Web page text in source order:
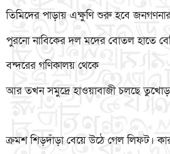
তিমিদের পাড়ায় এক্ষুণি শুরু হবে
পুরনো নাবিকের দল মদের বোতল হাতে
বন্দরের গণিকালয় থেকে
আর তখন সমুদ্রে হাওয়াবাজী চলছে
ক্রমশ শিড়দাঁড়া বেয়ে উঠে গেল লিফট।